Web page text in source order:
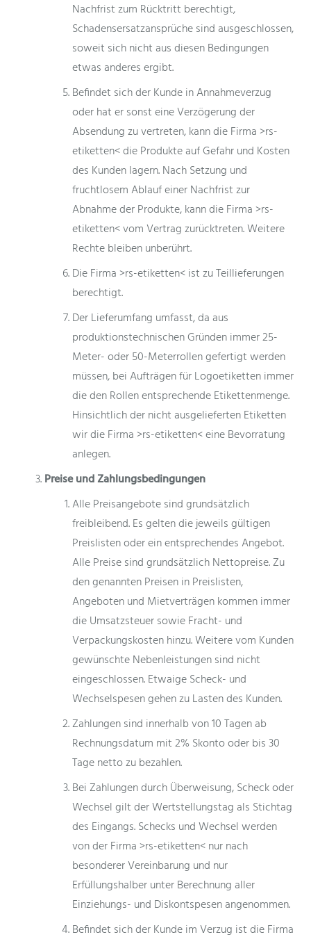
Nachfrist zum Rücktritt berechtigt,
Schadensersatzansprüche sind ausgeschlossen,
soweit sich nicht aus diesen Bedingungen
etwas anderes ergibt.
Befindet sich der Kunde in Annahmeverzug
oder hat er sonst eine Verzögerung der
Absendung zu vertreten, kann die Firma >rs-
etiketten< die Produkte auf Gefahr und Kosten
des Kunden lagern. Nach Setzung und
fruchtlosem Ablauf einer Nachfrist zur
Abnahme der Produkte, kann die Firma >rs-
etiketten< vom Vertrag zurücktreten. Weitere
Rechte bleiben unberührt.
Die Firma >rs-etiketten< ist zu Teillieferungen
berechtigt.
Der Lieferumfang umfasst, da aus
produktionstechnischen Gründen immer 25-
Meter- oder 50-Meterrollen gefertigt werden
müssen, bei Aufträgen für Logoetiketten immer
die den Rollen entsprechende Etikettenmenge.
Hinsichtlich der nicht ausgelieferten Etiketten
wir die Firma >rs-etiketten< eine Bevorratung
anlegen.
Preise und Zahlungsbedingungen
Alle Preisangebote sind grundsätzlich
freibleibend. Es gelten die jeweils gültigen
Preislisten oder ein entsprechendes Angebot.
Alle Preise sind grundsätzlich Nettopreise. Zu
den genannten Preisen in Preislisten,
Angeboten und Mietverträgen kommen immer
die Umsatzsteuer sowie Fracht- und
Verpackungskosten hinzu. Weitere vom Kunden
gewünschte Nebenleistungen sind nicht
eingeschlossen. Etwaige Scheck- und
Wechselspesen gehen zu Lasten des Kunden.
Zahlungen sind innerhalb von 10 Tagen ab
Rechnungsdatum mit 2% Skonto oder bis 30
Tage netto zu bezahlen.
Bei Zahlungen durch Überweisung, Scheck oder
Wechsel gilt der Wertstellungstag als Stichtag
des Eingangs. Schecks und Wechsel werden
von der Firma >rs-etiketten< nur nach
besonderer Vereinbarung und nur
Erfüllungshalber unter Berechnung aller
Einziehungs- und Diskontspesen angenommen.
Befindet sich der Kunde im Verzug ist die Firma